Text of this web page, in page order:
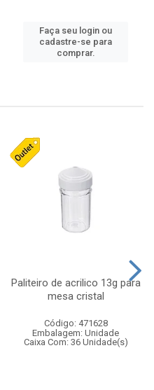
Faça seu login ou
cadastre-se para
comprar.
Paliteiro de acrilico 13g para
mesa cristal
Código: 471628
Embalagem: Unidade
Caixa Com: 36 Unidade(s)